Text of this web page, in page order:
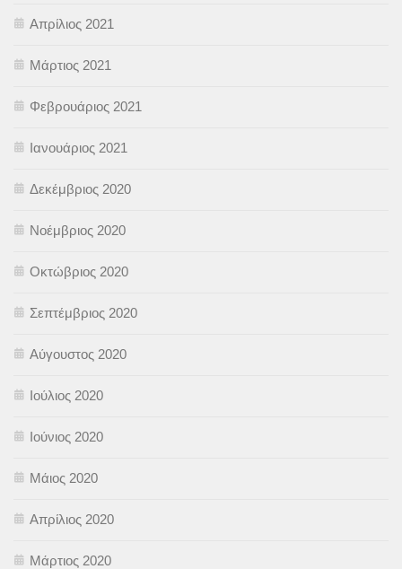
Απρίλιος 2021
Μάρτιος 2021
Φεβρουάριος 2021
Ιανουάριος 2021
Δεκέμβριος 2020
Νοέμβριος 2020
Οκτώβριος 2020
Σεπτέμβριος 2020
Αύγουστος 2020
Ιούλιος 2020
Ιούνιος 2020
Μάιος 2020
Απρίλιος 2020
Μάρτιος 2020